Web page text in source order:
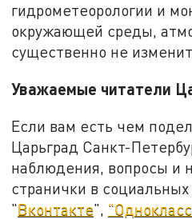
гидрометеорологии и
окружающей среды,
существенно не
Уважаемые читатели
Если вам есть чем
Царьград Санкт-
наблюдения, вопросы и
странички в социальных
"Вконтакте",